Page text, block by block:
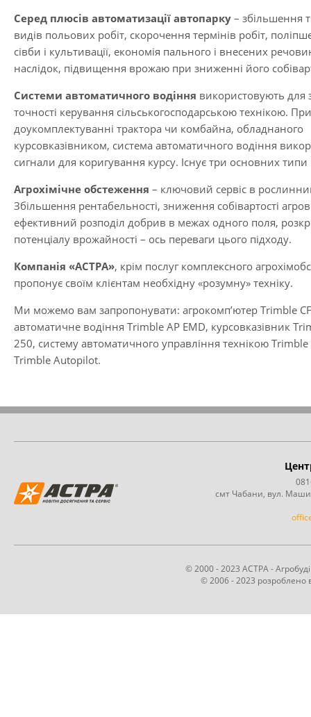
Серед плюсів автоматизації автопарку – збільшення
видів польових робіт, скорочення термінів робіт,
сівби і культивації, економія пального і внесених
наслідок, підвищення врожаю при зниженні його
Системи автоматичного водіння використовують для
точності керування сільськогосподарською технікою. При
доукомплектуванні трактора чи комбайна, обладнаного
курсовказівником, система автоматичного водіння
сигнали для коригування курсу. Існує три основних типи
Агрохімічне обстеження – ключовий сервіс в
Збільшення рентабельності, зниження собівартості
ефективний розподіл добрив в межах одного поля,
потенціалу врожайності – ось переваги цього підходу.
Компанія «АСТРА», крім послуг комплексного
пропонує своїм клієнтам необхідну «розумну» техніку.
Ми можемо вам запропонувати: агрокомп’ютер Trimble
автоматичне водіння Trimble AP EMD, курсовказівник
250, систему автоматичного управління технікою Trimble
Trimble Autopilot.
смт Чабани, вул.
© 2000 - 2023 АСТРА -
© 2006 - 2023 розроблено в